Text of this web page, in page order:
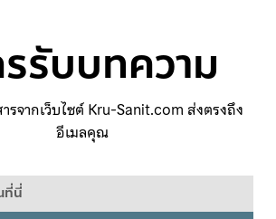
รับบทความ
รจากเว็บไซต์ Kru-Sanit.com ส่งตรงถึง
อีเมลคุณ